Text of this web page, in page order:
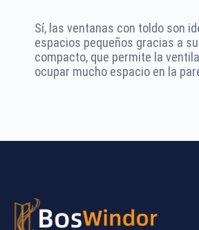
Sí, las ventanas con toldo son
espacios pequeños gracias a
compacto, que permite la
ocupar mucho espacio en la